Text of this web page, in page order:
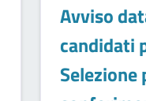
Avviso
candidati
Selezione